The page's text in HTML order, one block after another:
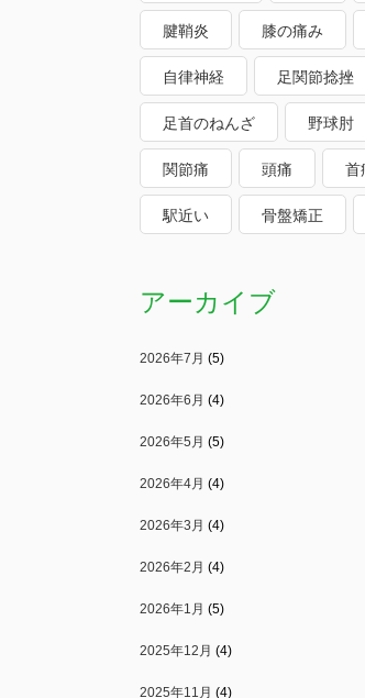
腱鞘炎 膝の痛み
自律神経 足関節捻挫
足首のねんざ 野球肘
関節痛 頭痛 首
駅近い 骨盤矯正
アーカイブ
2026年7月 (5)
2026年6月 (4)
2026年5月 (5)
2026年4月 (4)
2026年3月 (4)
2026年2月 (4)
2026年1月 (5)
2025年12月 (4)
2025年11月 (4)